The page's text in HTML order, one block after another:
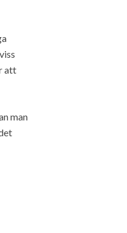
att
man